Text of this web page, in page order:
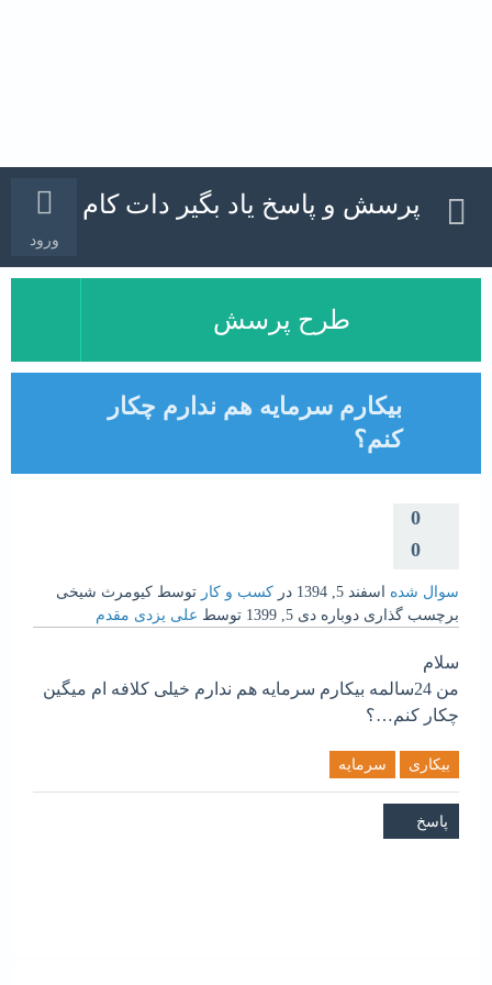
ورود
پرسش و پاسخ یاد بگیر دات کام
طرح پرسش
بیکارم سرمایه هم ندارم چکار
کنم؟
0
0
سوال شده اسفند 5, 1394 در کسب و کار توسط کیومرث شیخی
برچسب گذاری دوباره دی 5, 1399 توسط علی یزدی مقدم
سلام
من 24سالمه بیکارم سرمایه هم ندارم خیلی کلافه ام میگین
چکار کنم…؟
بیکاری سرمایه